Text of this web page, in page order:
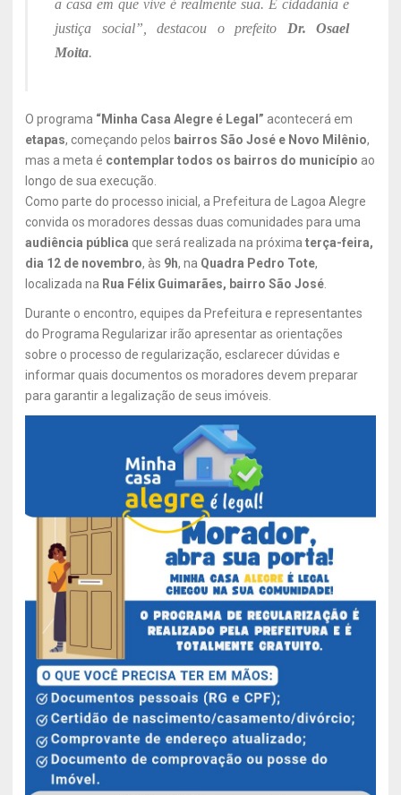
a casa em que vive é realmente sua. É cidadania e
justiça social”, destacou o prefeito Dr. Osael
Moita.
O programa “Minha Casa Alegre é Legal” acontecerá em
etapas, começando pelos bairros São José e Novo Milênio,
mas a meta é contemplar todos os bairros do município ao
longo de sua execução.
Como parte do processo inicial, a Prefeitura de Lagoa Alegre
convida os moradores dessas duas comunidades para uma
audiência pública que será realizada na próxima terça-feira,
dia 12 de novembro, às 9h, na Quadra Pedro Tote,
localizada na Rua Félix Guimarães, bairro São José
Durante o encontro, equipes da Prefeitura e representantes
do Programa Regularizar irão apresentar as orientações
sobre o processo de regularização, esclarecer dúvidas e
informar quais documentos os moradores devem preparar
para garantir a legalização de seus imóveis.